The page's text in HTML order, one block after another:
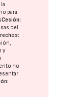
para
Cesión:
del
y
no